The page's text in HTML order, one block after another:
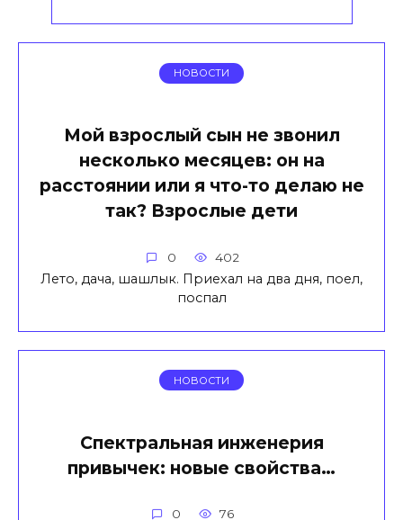
НОВОСТИ
Мой взрослый сын не звонил
несколько месяцев: он на
расстоянии или я что-то делаю не
так? Взрослые дети
0 402
Лето, дача, шашлык. Приехал на два дня, поел,
поспал
НОВОСТИ
Спектральная инженерия
привычек: новые свойства…
0 76